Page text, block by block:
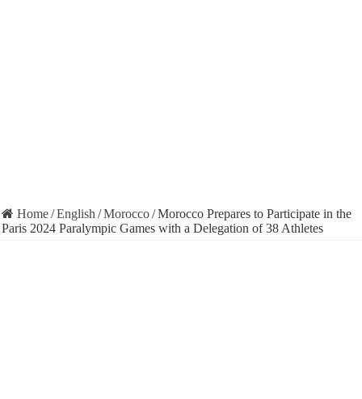
Home/English /Morocco/Morocco Prepares to Participate in the
Paris 2024 Paralympic Games with a Delegation of 38 Athletes